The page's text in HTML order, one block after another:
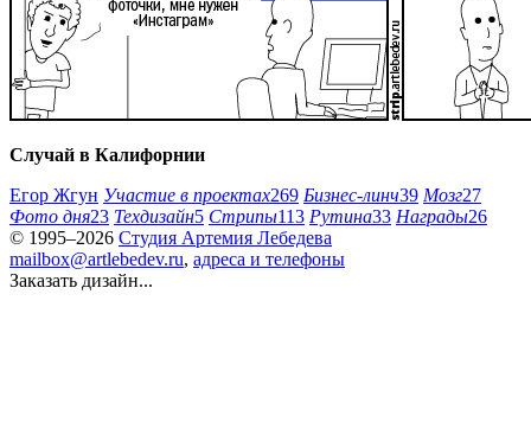
Случай в Калифорнии
Егор Жгун Участие в проектах269 Бизнес-линч39 Мозг27
Фото дня23 Техдизайн5 Стрипы113 Рутина33 Награды26
© 1995–2026 Студия Артемия Лебедева
mailbox@artlebedev.ru, адреса и телефоны
Заказать дизайн...